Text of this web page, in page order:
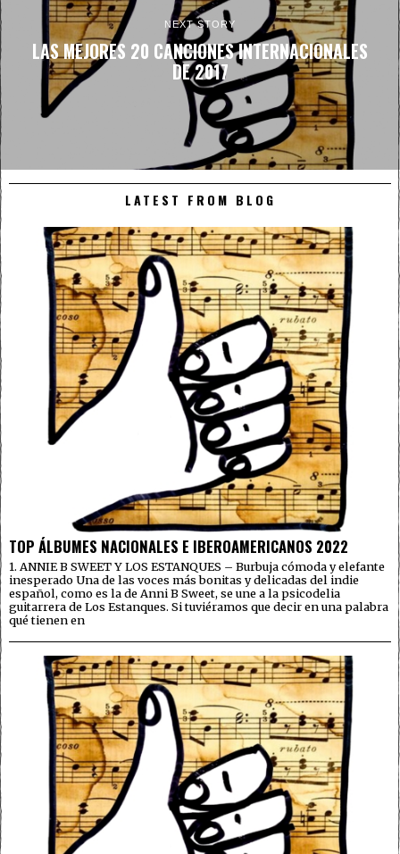
NEXT STORY
LAS MEJORES 20 CANCIONES INTERNACIONALES
DE 2017
LATEST FROM BLOG
TOP ÁLBUMES NACIONALES E IBEROAMERICANOS 2022
1. ANNIE B SWEET Y LOS ESTANQUES – Burbuja cómoda y elefante
inesperado Una de las voces más bonitas y delicadas del indie
español, como es la de Anni B Sweet, se une a la psicodelia
guitarrera de Los Estanques. Si tuviéramos que decir en una palabra
qué tienen en